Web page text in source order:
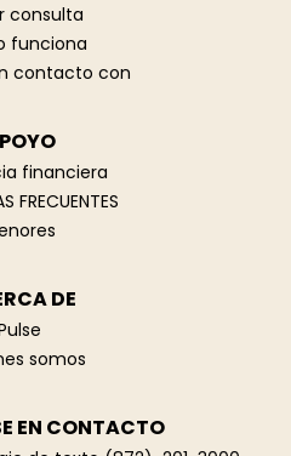
consulta
funciona
contacto con
financiera
FRECUENTES
DE
somos
EN CONTACTO